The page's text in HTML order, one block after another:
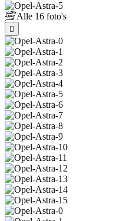
Alle 16 foto's